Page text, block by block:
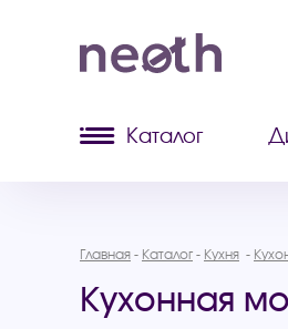
Каталог
Главная Каталог Кухня
Кухонная